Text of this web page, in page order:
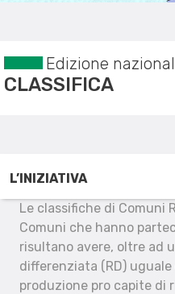
Edizione
CLASSIFICA
L’INIZIATIVA
Le classifiche di Comuni
Comuni che hanno
risultano avere, oltre ad
differenziata (RD) uguale
produzione pro capite di